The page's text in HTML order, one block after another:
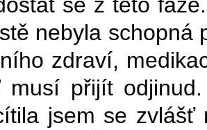
nebyla schopná
zdraví,
musí přijít
jsem se zvlášť